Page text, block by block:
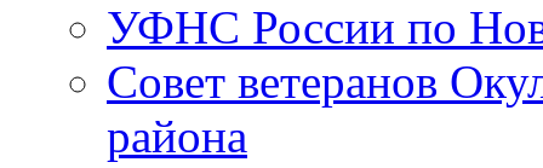
УФНС России по
Совет ветеранов
района